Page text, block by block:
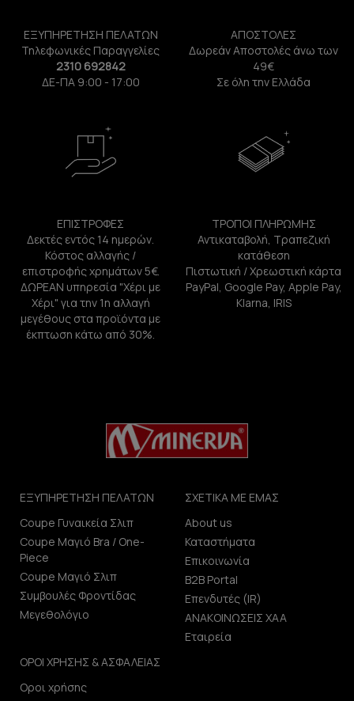
ΕΞΥΠΗΡΕΤΗΣΗ ΠΕΛΑΤΩΝ
Τηλεφωνικές Παραγγελίες
2310 692842
ΔΕ-ΠΑ 9:00 - 17:00
ΑΠΟΣΤΟΛΕΣ
Δωρεάν Αποστολές άνω των
49€
Σε όλη την Ελλάδα
ΕΠΙΣΤΡΟΦΕΣ
Δεκτές εντός 14 ημερών.
Κόστος αλλαγής /
επιστροφής χρημάτων 5€.
ΔΩΡΕΑΝ υπηρεσία "Χέρι με
Χέρι" για την 1η αλλαγή
μεγέθους στα προϊόντα με
έκπτωση κάτω από 30%.
ΤΡΟΠΟΙ ΠΛΗΡΩΜΗΣ
Αντικαταβολή, Τραπεζική
κατάθεση
Πιστωτική / Χρεωστική κάρτα
PayPal, Google Pay, Apple Pay,
Klarna, IRIS
ΕΞΥΠΗΡΕΤΗΣΗ ΠΕΛΑΤΩΝ
Coupe Γυναικεία Σλιπ
Coupe Μαγιό Bra / One-
Piece
Coupe Μαγιό Σλιπ
Συμβουλές Φροντίδας
Μεγεθολόγιο
ΣΧΕΤΙΚΑ ΜΕ ΕΜΑΣ
About us
Καταστήματα
Επικοινωνία
B2B Portal
Επενδυτές (IR)
ΑΝΑΚΟΙΝΩΣΕΙΣ ΧΑΑ
Εταιρεία
ΟΡΟΙ ΧΡΗΣΗΣ & ΑΣΦΑΛΕΙΑΣ
Οροι χρήσης